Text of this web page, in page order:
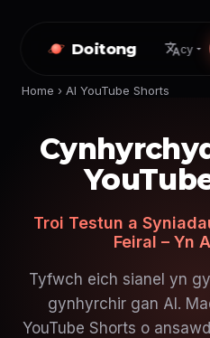
Doitong cy
Home › AI YouTube Shorts
Troi Testun a
Feiral – Yn
Tyfwch eich sianel yn
gynhyrchir gan AI.
YouTube Shorts o